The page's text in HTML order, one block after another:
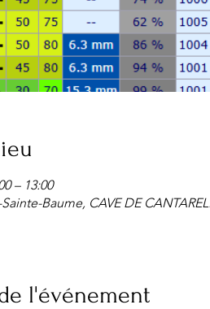
– 13:00
Baume, CAVE DE
l'événement